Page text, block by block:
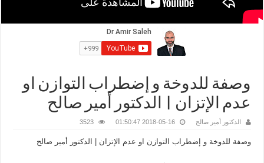
وصفة للدوخة و إضطراب التوازن او
عدم الإتزان | الدكتور أمير صالح
الدكتور أمير صالح 2018-05-16 01:50:47
3523
وصفة للدوخة و إضطراب التوازن او عدم الإتزان | الدكتور أمير صالح